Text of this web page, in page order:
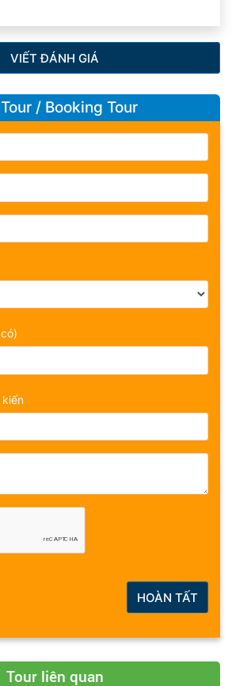
VIẾT ĐÁNH GIÁ
/ Booking Tour
HOÀN TẤT
Tour liên quan